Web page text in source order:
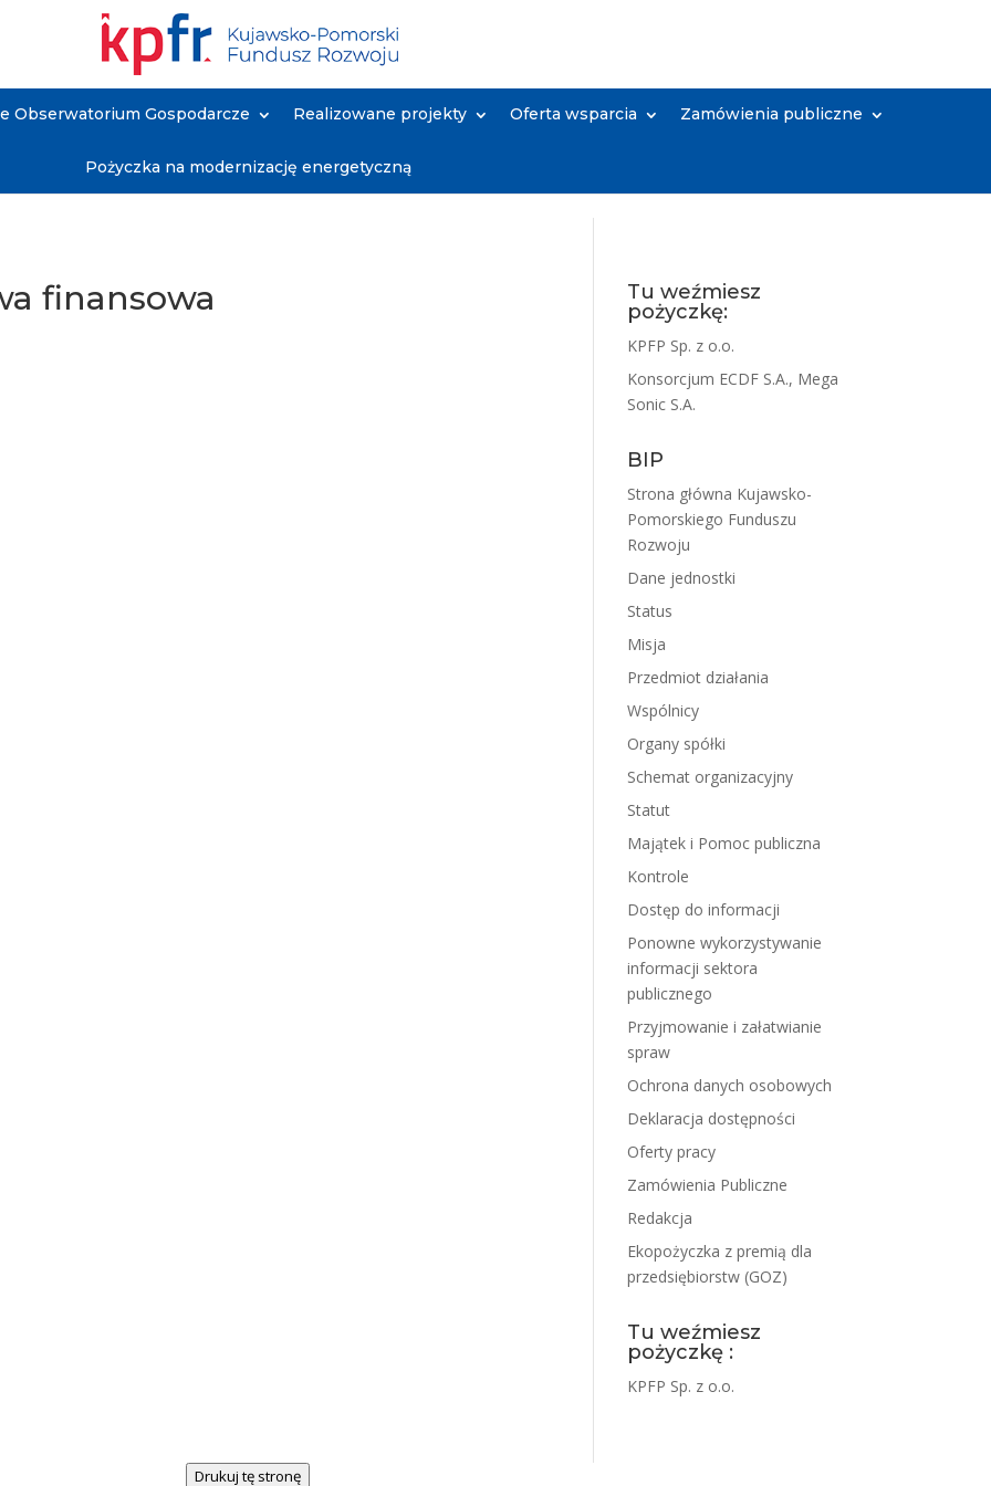
Obserwatorium Gospodarcze Realizowane projekty Oferta wsparcia Zamówienia publiczne
Pożyczka na modernizację energetyczną
finansowa
Tu weźmiesz
pożyczkę:
KPFP Sp. z o.o.
Konsorcjum ECDF S.A., Mega
Sonic S.A.
BIP
Strona główna Kujawsko-
Pomorskiego Funduszu
Rozwoju
Dane jednostki
Status
Misja
Przedmiot działania
Wspólnicy
Organy spółki
Schemat organizacyjny
Statut
Majątek i Pomoc publiczna
Kontrole
Dostęp do informacji
Ponowne wykorzystywanie
informacji sektora
publicznego
Przyjmowanie i załatwianie
spraw
Ochrona danych osobowych
Deklaracja dostępności
Oferty pracy
Zamówienia Publiczne
Redakcja
Ekopożyczka z premią dla
przedsiębiorstw (GOZ)
Tu weźmiesz
pożyczkę :
KPFP Sp. z o.o.
Drukuj tę stronę